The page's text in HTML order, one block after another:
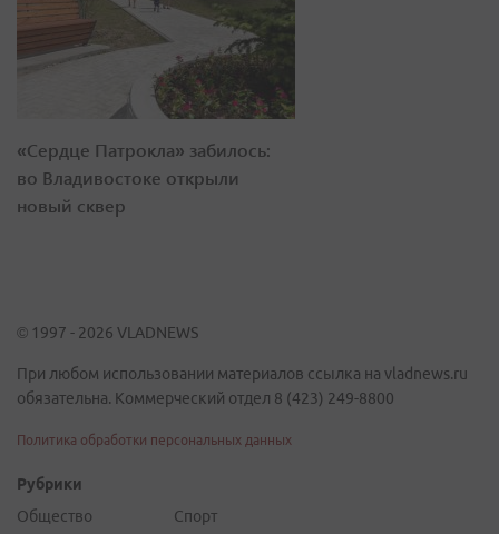
«Сердце Патрокла» забилось:
во Владивостоке открыли
новый сквер
© 1997 - 2026 VLADNEWS
При любом использовании материалов ссылка на vladnews.ru
обязательна. Коммерческий отдел 8 (423) 249-8800
Политика обработки персональных данных
Рубрики
Общество
Спорт